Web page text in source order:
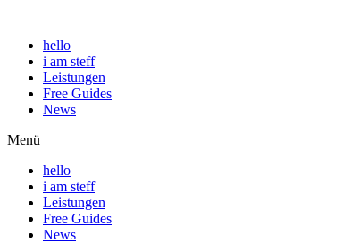
hello
i am steff
Leistungen
Free Guides
News
Menü
hello
i am steff
Leistungen
Free Guides
News